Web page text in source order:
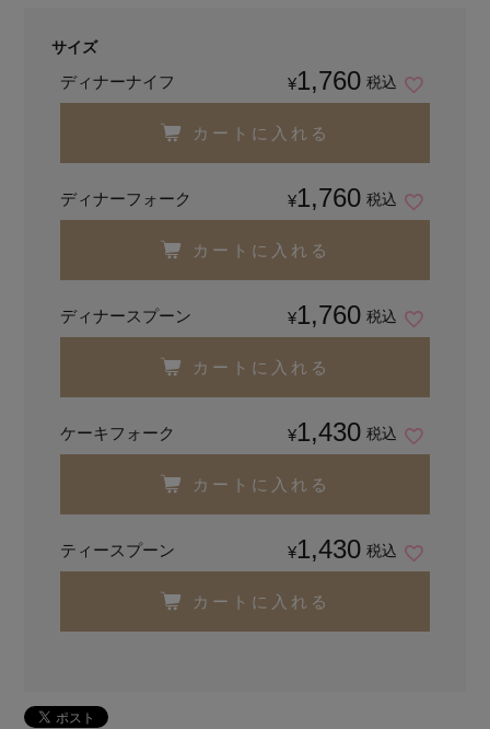
サイズ
ディナーナイフ ¥1,760 税込
カートに入れる
ディナーフォーク ¥1,760 税込
カートに入れる
ディナースプーン ¥1,760 税込
カートに入れる
ケーキフォーク ¥1,430 税込
カートに入れる
ティースプーン ¥1,430 税込
カートに入れる